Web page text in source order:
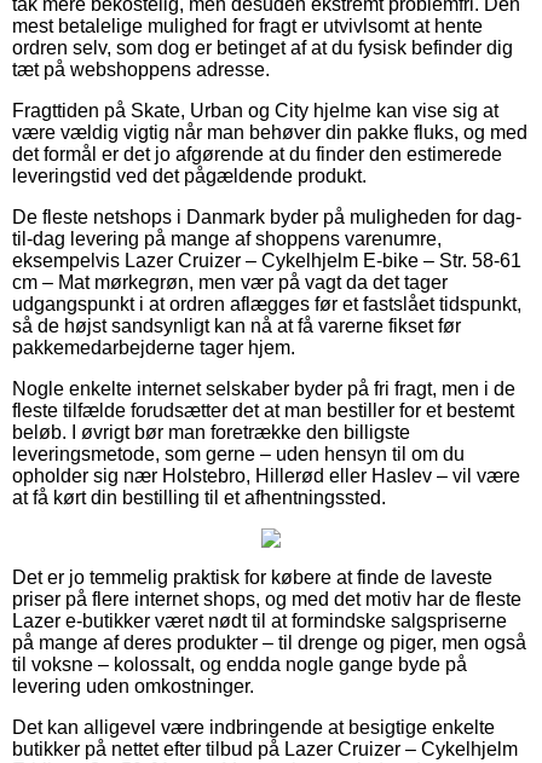
mest betalelige mulighed for fragt er utvivlsomt at hente
ordren selv, som dog er betinget af at du fysisk befinder dig
tæt på webshoppens adresse.
Fragttiden på Skate, Urban og City hjelme kan vise sig at
være vældig vigtig når man behøver din pakke fluks, og med
det formål er det jo afgørende at du finder den estimerede
leveringstid ved det pågældende produkt.
De fleste netshops i Danmark byder på muligheden for dag-
til-dag levering på mange af shoppens varenumre,
eksempelvis Lazer Cruizer – Cykelhjelm E-bike – Str. 58-61
cm – Mat mørkegrøn, men vær på vagt da det tager
udgangspunkt i at ordren aflægges før et fastslået tidspunkt,
så de højst sandsynligt kan nå at få varerne fikset før
pakkemedarbejderne tager hjem.
Nogle enkelte internet selskaber byder på fri fragt, men i de
fleste tilfælde forudsætter det at man bestiller for et bestemt
beløb. I øvrigt bør man foretrække den billigste
leveringsmetode, som gerne – uden hensyn til om du
opholder sig nær Holstebro, Hillerød eller Haslev – vil være
at få kørt din bestilling til et afhentningssted.
Det er jo temmelig praktisk for købere at finde de laveste
priser på flere internet shops, og med det motiv har de fleste
Lazer e-butikker været nødt til at formindske salgspriserne
på mange af deres produkter – til drenge og piger, men også
til voksne – kolossalt, og endda nogle gange byde på
levering uden omkostninger.
Det kan alligevel være indbringende at besigtige enkelte
butikker på nettet efter tilbud på Lazer Cruizer – Cykelhjelm